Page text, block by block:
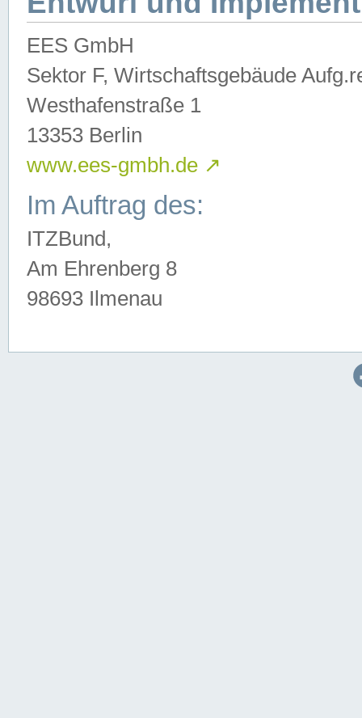
EES GmbH
Sektor F, Wirtschaftsgebäude
Westhafenstraße 1
13353 Berlin
www.ees-gmbh.de ↗
Im Auftrag des:
ITZBund,
Am Ehrenberg 8
98693 Ilmenau